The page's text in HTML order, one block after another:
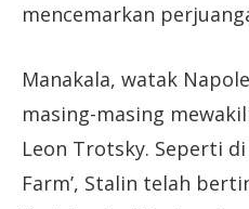
mencemarkan
Manakala, watak
masing-masing
Leon Trotsky. Seperti
Farm’, Stalin telah